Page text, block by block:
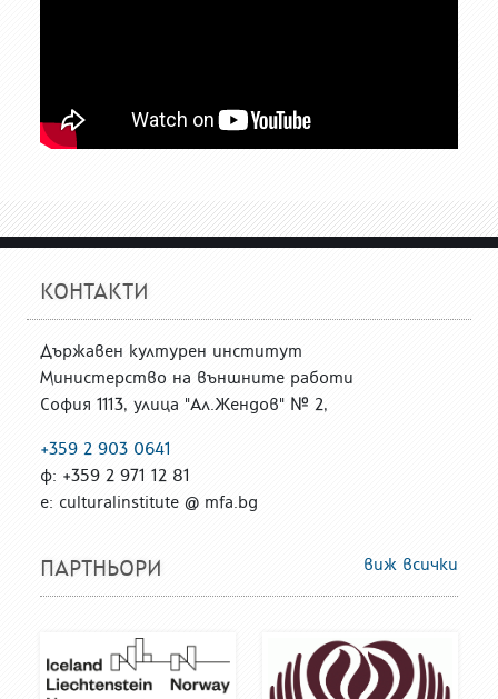
КОНТАКТИ
Държавен културен институт
Министерство на външните работи
София 1113, улица "Ал.Жендов" № 2,
+359 2 903 0641
ф: +359 2 971 12 81
е: culturalinstitute @ mfa.bg
ПАРТНЬОРИ виж всички